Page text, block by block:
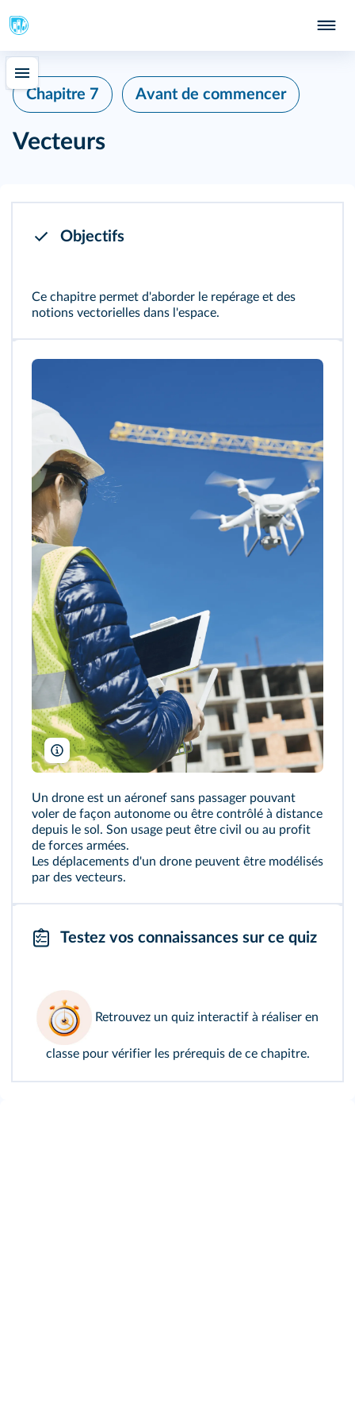
Chapitre 7 Avant de commencer
Vecteurs
Objectifs
Ce chapitre permet d'aborder le repérage et des
notions vectorielles dans l'espace.
Dmitry Kalinovsky/Shutterstock
Un drone est un aéronef sans passager pouvant
voler de façon autonome ou être contrôlé à distance
depuis le sol. Son usage peut être civil ou au profit
de forces armées.
Les déplacements d'un drone peuvent être modélisés
par des vecteurs.
Testez vos connaissances sur ce quiz
Retrouvez un quiz interactif à réaliser en
classe pour vérifier les prérequis de ce chapitre.